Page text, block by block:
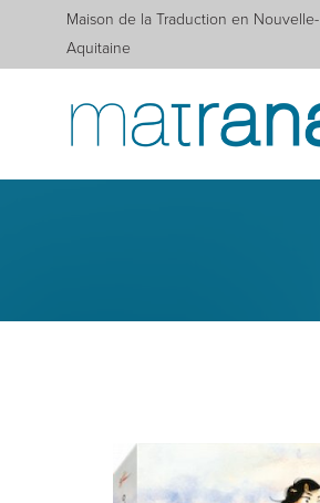
Maison de la Traduction en Nouvelle-
Aquitaine